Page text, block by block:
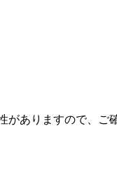
ありますので、ご